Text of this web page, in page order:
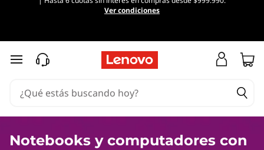
M
D
y
Ver condiciones
Ir al contenido principal
Notebooks y computadores con